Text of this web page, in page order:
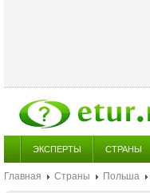
ЭКСПЕРТЫ СТРАНЫ
Главная Страны Польша